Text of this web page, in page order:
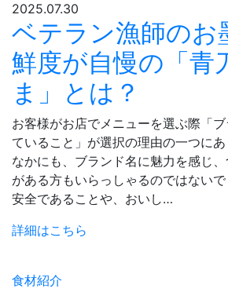
2025.07.30
ベテラン漁師のお
鮮度が自慢の「青
ま」とは？
お客様がお店でメニューを選ぶ際「
ていること」が選択の理由の一つに
なかにも、ブランド名に魅力を感じ
がある方もいらっしゃるのではないで
安全であることや、おいし…
詳細はこちら
食材紹介